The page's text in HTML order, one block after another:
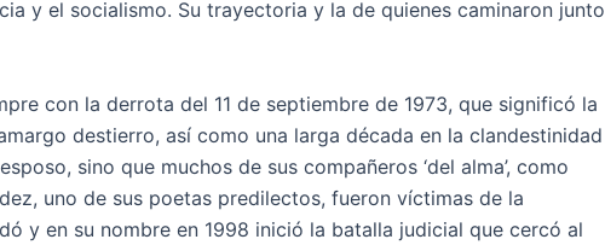
y el socialismo. Su trayectoria y la de quienes caminaron junto
con la derrota del 11 de septiembre de 1973, que significó la
destierro, así como una larga década en la clandestinidad
sino que muchos de sus compañeros ‘del alma’, como
uno de sus poetas predilectos, fueron víctimas de la
y en su nombre en 1998 inició la batalla judicial que cercó al